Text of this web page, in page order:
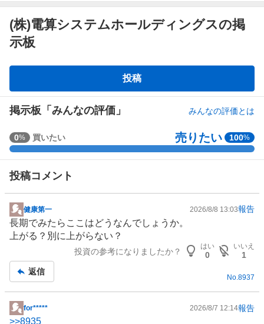
(株)電算システムホールディングスの掲
示板
板
投稿
掲示板「みんなの評価」 みんなの評価とは
強
く
い
い
0
%
、
た
い
0
%
0% 買いたい 売りたい 100%
投稿コメント
掲
示
板
健康第一 2026/8/8 13:03報告
長期でみたらここはどうなんでしょうか。
上がる？別に上がらない？
投資の参考になりましたか？
はい
0
いいえ
1
返信
No.8937
掲
for***** 2026/8/7 12:14報告
>>8935